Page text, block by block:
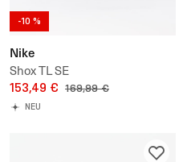
-10 %
Nike
Shox TL SE
153,49 € 169,99 €
NEU